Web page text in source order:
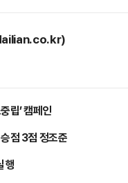
립’ 캠페인
점 3점 정조준
행